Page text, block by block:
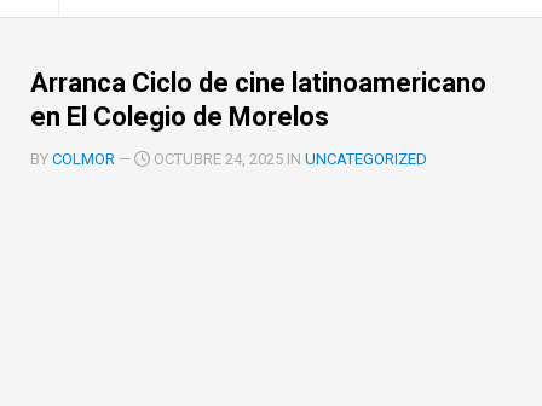
Arranca Ciclo de cine latinoamericano
en El Colegio de Morelos
BY COLMOR — OCTUBRE 24, 2025 IN UNCATEGORIZED